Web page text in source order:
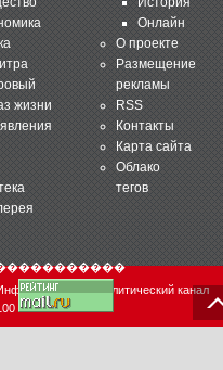
жизни
Онлайн
О проекте
Размещение
рекламы
RSS
Контакты
Карта сайта
Облако
тегов
аналитический канал